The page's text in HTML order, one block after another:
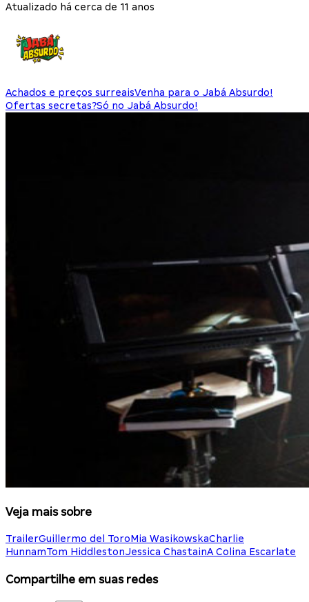
Atualizado há cerca de 11 anos
Achados e preços surreaisVenha para o Jabá Absurdo!
Ofertas secretas?Só no Jabá Absurdo!
Veja mais sobre
TrailerGuillermo del ToroMia WasikowskaCharlie
HunnamTom HiddlestonJessica ChastainA Colina Escarlate
Compartilhe em suas redes